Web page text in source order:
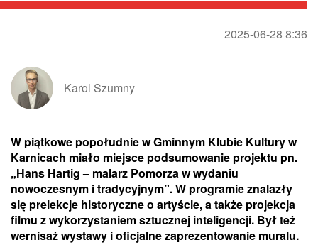
2025-06-28 8:36
Karol Szumny
W piątkowe popołudnie w Gminnym Klubie Kultury w
Karnicach miało miejsce podsumowanie projektu pn.
„Hans Hartig – malarz Pomorza w wydaniu
nowoczesnym i tradycyjnym”. W programie znalazły
się prelekcje historyczne o artyście, a także projekcja
filmu z wykorzystaniem sztucznej inteligencji. Był też
wernisaż wystawy i oficjalne zaprezentowanie muralu.